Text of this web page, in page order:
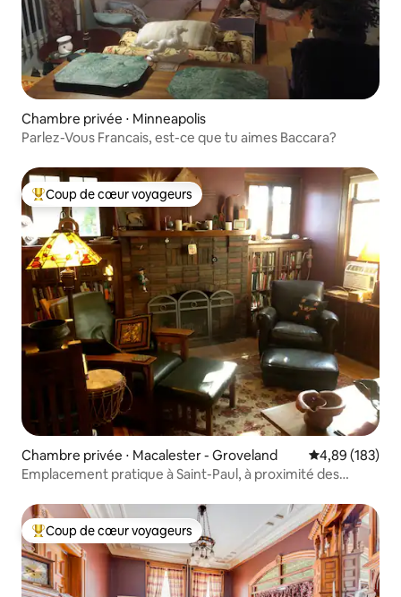
Chambre privée ⋅ Minneapolis
Parlez-Vous Francais, est-ce que tu aimes Baccara?
Coups de cœur voyageurs les plus appréciés
Coup de cœur voyageurs
Chambre privée ⋅ Macalester - Groveland Évaluation
4,89 (183)
Emplacement pratique à Saint-Paul, à proximité des
Coups de cœur voyageurs les plus appréciés
Coup de cœur voyageurs